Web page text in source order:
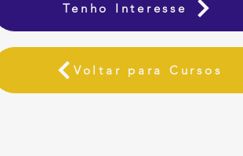
Tenho Interesse
Voltar para Cursos